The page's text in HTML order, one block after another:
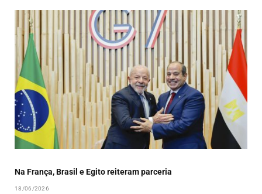
Na França, Brasil e Egito reiteram parceria
18/06/2026